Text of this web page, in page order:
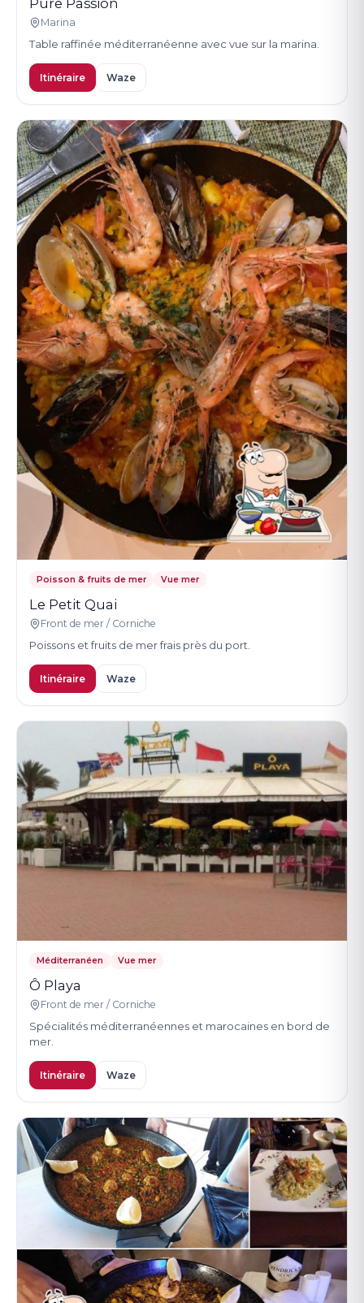
Marina
Table raffinée méditerranéenne avec vue sur la marina.
Itinéraire Waze
Poisson & fruits de mer Vue mer
Le Petit Quai
Front de mer / Corniche
Poissons et fruits de mer frais près du port.
Itinéraire Waze
Méditerranéen Vue mer
Ô Playa
Front de mer / Corniche
Spécialités méditerranéennes et marocaines en bord de
mer.
Itinéraire Waze